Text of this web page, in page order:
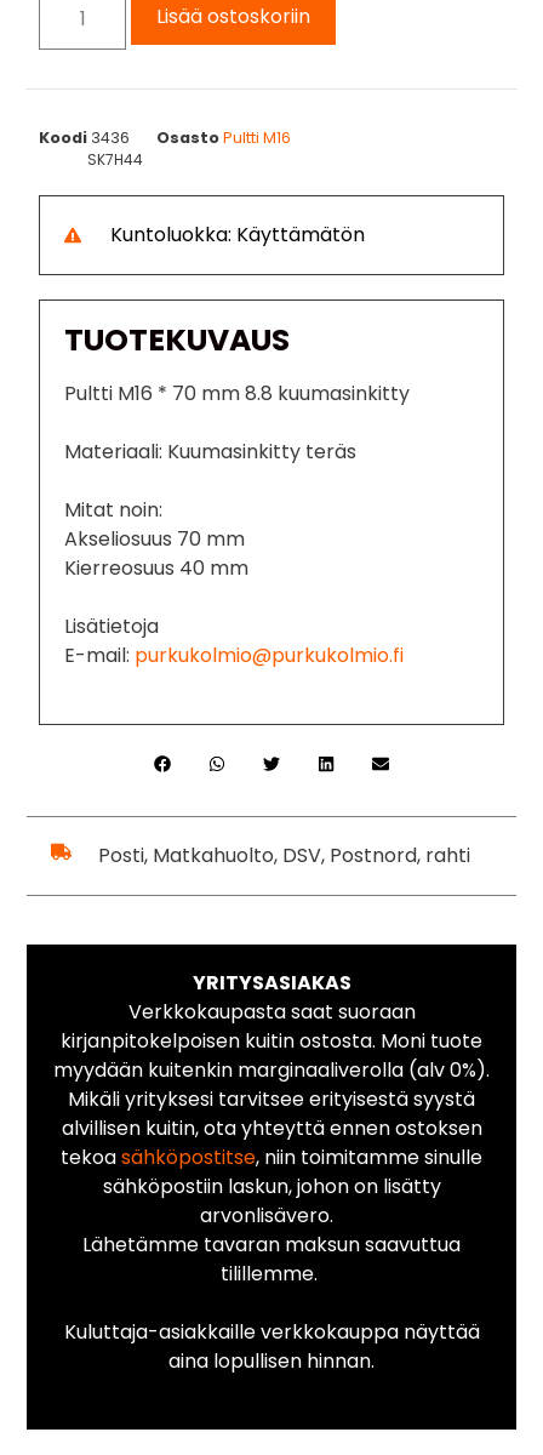
Lisää ostoskoriin
Koodi 3436 OsastoPultti M16
SK7H44
Kuntoluokka: Käyttämätön
TUOTEKUVAUS
Pultti M16 * 70 mm 8.8 kuumasinkitty
Materiaali: Kuumasinkitty teräs
Mitat noin:
Akseliosuus 70 mm
Kierreosuus 40 mm
Lisätietoja
E-mail: purkukolmio@purkukolmio.fi
Posti, Matkahuolto, DSV, Postnord, rahti
YRITYSASIAKAS
Verkkokaupasta saat suoraan
kirjanpitokelpoisen kuitin ostosta. Moni tuote
myydään kuitenkin marginaaliverolla (alv 0%).
Mikäli yrityksesi tarvitsee erityisestä syystä
alvillisen kuitin, ota yhteyttä ennen ostoksen
tekoasähköpostitse, niin toimitamme sinulle
sähköpostiin laskun, johon on lisätty
arvonlisävero.
Lähetämme tavaran maksun saavuttua
tilillemme.
Kuluttaja-asiakkaille verkkokauppa näyttää
aina lopullisen hinnan.